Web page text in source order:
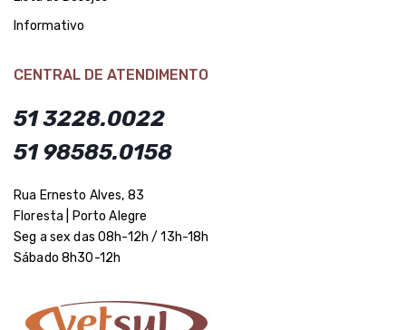
Informativo
CENTRAL DE ATENDIMENTO
51 3228.0022
51 98585.0158
Rua Ernesto Alves, 83
Floresta | Porto Alegre
Seg a sex das 08h-12h / 13h-18h
Sábado 8h30-12h